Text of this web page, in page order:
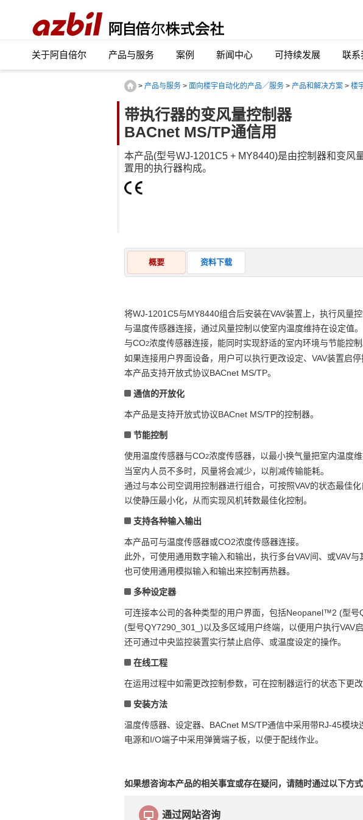
关于阿自倍尔 产品与服务 案例 新闻中心 可持续发展 联系
> 产品与服务 > 面向楼宇自动化的产品／服务 > 产品和解决方案 > 楼
带执行器的变风量控制器
BACnet MS/TP通信用
本产品(型号WJ-1201C5 + MY8440)是由控制器和变风
置用的执行器构成。
概要 资料下载
将WJ-1201C5与MY8440组合后安装在VAV装置上，执行风量控
与温度传感器连接，通过风量控制以使室内温度维持在设定值。
与CO2浓度传感器连接，能同时实现舒适的室内环境与节能控制
如果连接用户界面设备，用户可以执行更改设定、VAV装置启停
本产品支持开放式协议BACnet MS/TP。
通信的开放化
本产品是支持开放式协议BACnet MS/TP的控制器。
节能控制
使用温度传感器与CO2浓度传感器，以最小换气量把室内温度维
当室内人员不多时，风量将会减少，以削减传输能耗。
通过与本公司空调用控制器进行组合，可按照VAV的状态最佳
以使静压最小化，从而实现风机转数最佳化控制。
支持各种输入输出
本产品可与温度传感器或CO2浓度传感器连接。
此外，可使用通用数字输入和输出，执行多台VAV间、或VAV与
也可使用通用模拟输入和输出来控制再热器。
多种设定器
可连接本公司的各种类型的用户界面，包括Neopanel™2 (型
(型号QY7290_301_)以及多区域用户终端，以便用户执行VAV
还可通过中央监控装置实行禁止启停、或温度设定的操作。
在线工程
在运用过程中如需更改控制参数，可在控制器运行的状态下更改
安装方法
温度传感器、设定器、BACnet MS/TP通信中采用带RJ-45模块
电源和I/O端子中采用弹簧端子板，以便于配线作业。
如果想咨询本产品的相关事宜或存在疑问，请随时通过以下方式
通过网站咨询